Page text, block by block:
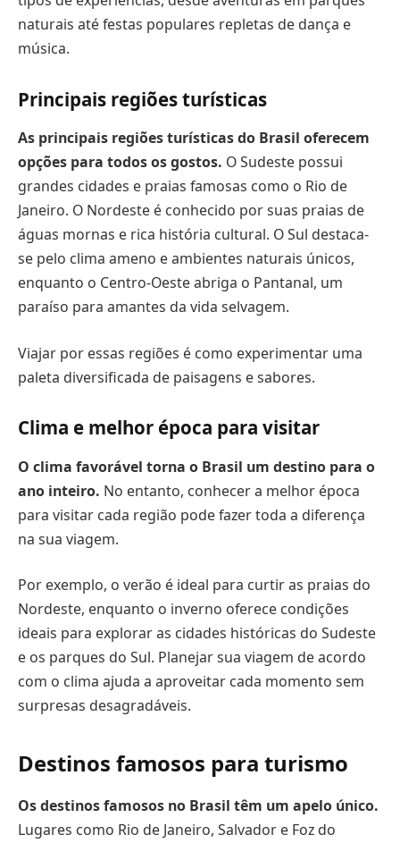
naturais até festas populares repletas de dança e
música.
Principais regiões turísticas
As principais regiões turísticas do Brasil oferecem
opções para todos os gostos. O Sudeste possui
grandes cidades e praias famosas como o Rio de
Janeiro. O Nordeste é conhecido por suas praias de
águas mornas e rica história cultural. O Sul destaca-
se pelo clima ameno e ambientes naturais únicos,
enquanto o Centro-Oeste abriga o Pantanal, um
paraíso para amantes da vida selvagem.
Viajar por essas regiões é como experimentar uma
paleta diversificada de paisagens e sabores.
Clima e melhor época para visitar
O clima favorável torna o Brasil um destino para o
ano inteiro. No entanto, conhecer a melhor época
para visitar cada região pode fazer toda a diferença
na sua viagem.
Por exemplo, o verão é ideal para curtir as praias do
Nordeste, enquanto o inverno oferece condições
ideais para explorar as cidades históricas do Sudeste
e os parques do Sul. Planejar sua viagem de acordo
com o clima ajuda a aproveitar cada momento sem
surpresas desagradáveis.
Destinos famosos para turismo
Os destinos famosos no Brasil têm um apelo único.
Lugares como Rio de Janeiro, Salvador e Foz do